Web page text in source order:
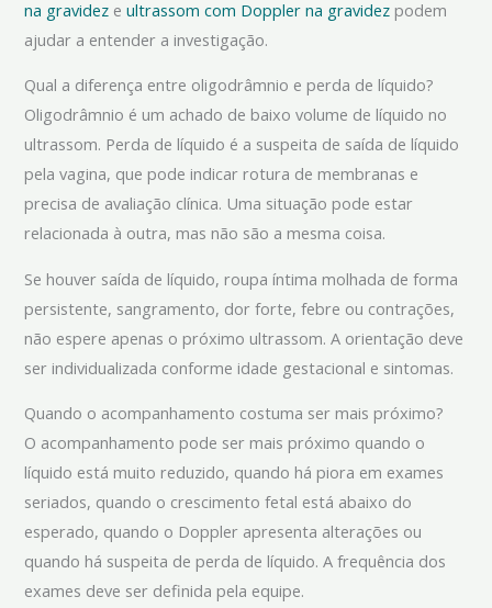
na gravidez eultrassom com Doppler na gravidez podem
ajudar a entender a investigação.
Qual a diferença entre oligodrâmnio e perda de líquido?
Oligodrâmnio é um achado de baixo volume de líquido no
ultrassom. Perda de líquido é a suspeita de saída de líquido
pela vagina, que pode indicar rotura de membranas e
precisa de avaliação clínica. Uma situação pode estar
relacionada à outra, mas não são a mesma coisa.
Se houver saída de líquido, roupa íntima molhada de forma
persistente, sangramento, dor forte, febre ou contrações,
não espere apenas o próximo ultrassom. A orientação deve
ser individualizada conforme idade gestacional e sintomas.
Quando o acompanhamento costuma ser mais próximo?
O acompanhamento pode ser mais próximo quando o
líquido está muito reduzido, quando há piora em exames
seriados, quando o crescimento fetal está abaixo do
esperado, quando o Doppler apresenta alterações ou
quando há suspeita de perda de líquido. A frequência dos
exames deve ser definida pela equipe.